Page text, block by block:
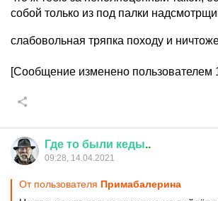
собой только из под палки
слабовольная тряпка походу и
[Сообщение изменено пользователем
Где то были кеды..
09:28, 14.04.2021
От пользователя Примaбaлерина